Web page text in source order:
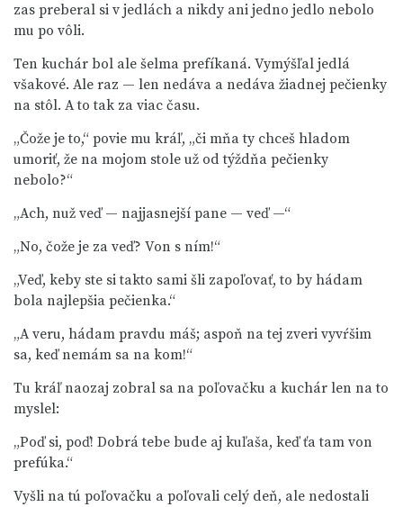
zas preberal si v jedlách a nikdy ani jedno jedlo nebolo
mu po vôli.
Ten kuchár bol ale šelma prefíkaná. Vymýšľal jedlá
všakové. Ale raz — len nedáva a nedáva žiadnej pečienky
na stôl. A to tak za viac času.
„Čože je to,“ povie mu kráľ, „či mňa ty chceš hladom
umoriť, že na mojom stole už od týždňa pečienky
nebolo?“
„Ach, nuž veď — najjasnejší pane — veď —“
„No, čože je za veď? Von s ním!“
„Veď, keby ste si takto sami šli zapoľovať, to by hádam
bola najlepšia pečienka.“
„A veru, hádam pravdu máš; aspoň na tej zveri vyvŕšim
sa, keď nemám sa na kom!“
Tu kráľ naozaj zobral sa na poľovačku a kuchár len na to
myslel:
„Poď si, poď! Dobrá tebe bude aj kuľaša, keď ťa tam von
prefúka.“
Vyšli na tú poľovačku a poľovali celý deň, ale nedostali